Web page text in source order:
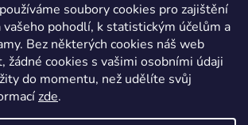
soubory cookies pro zajištění
pohodlí, k statistickým účelům a
Bez některých cookies náš web
žádné cookies s vašimi osobními údaji
do momentu, než udělíte svůj
zde.
prodejna Barefoot Plzeň